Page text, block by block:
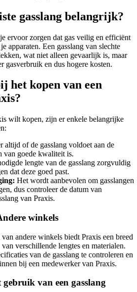
gasslang belangrijk?
ervoor zorgen dat gas veilig en efficiënt
apparaten. Een gasslang van slechte
wat niet alleen gevaarlijk is, maar
gasverbruik en dus hogere kosten.
het kopen van een
wilt kopen, zijn er enkele belangrijke
altijd of de gasslang voldoet aan de
van goede kwaliteit is.
lengte van de gasslang zorgvuldig
dat deze goed past.
Het wordt aanbevolen om gasslangen
dus controleer de datum van
van Praxis.
winkels
andere winkels biedt Praxis een breed
verschillende lengtes en materialen.
van de gasslang te controleren en
bij een medewerker van Praxis.
van een gasslang